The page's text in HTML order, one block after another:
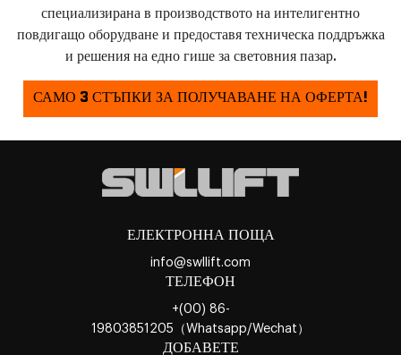
специализирана в производството на интелигентно
повдигащо оборудване и предоставя техническа поддръжка
и решения на едно гише за световния пазар.
САМО 3 СТЪПКИ ЗА ПОЛУЧАВАНЕ НА ОФЕРТА!
ЕЛЕКТРОННА ПОЩА
info@swllift.com
ТЕЛЕФОН
+(00) 86-
19803851205（Whatsapp/Wechat）
ДОБАВЕТЕ